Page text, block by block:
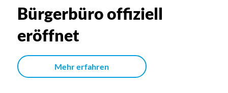
Bürgerbüro offiziell
eröffnet
Mehr erfahren